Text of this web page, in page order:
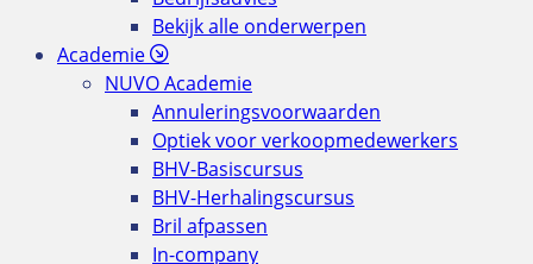
Bekijk alle onderwerpen
Academie
NUVO Academie
Annuleringsvoorwaarden
Optiek voor verkoopmedewerkers
BHV-Basiscursus
BHV-Herhalingscursus
Bril afpassen
In-company